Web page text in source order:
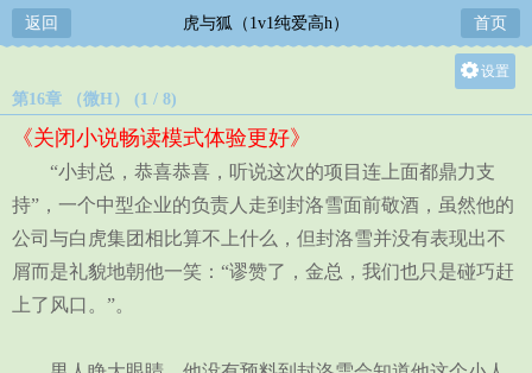
返回 虎与狐（1v1纯爱高h） 首页
设置
中
小
第16章 （微H） (1 / 8)
《关闭小说畅读模式体验更好》
“小封总，恭喜恭喜，听说这次的项目连上面都鼎力支
持”，一个中型企业的负责人走到封洛雪面前敬酒，虽然他的
公司与白虎集团相比算不上什么，但封洛雪并没有表现出不
屑而是礼貌地朝他一笑：“谬赞了，金总，我们也只是碰巧赶
上了风口。”。